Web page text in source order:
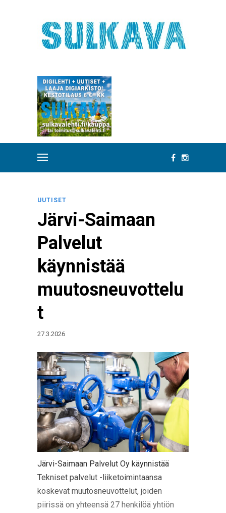
UUTISET
Järvi-Saimaan
Palvelut
käynnistää
muutosneuvottelu
t
27.3.2026
Järvi-Saimaan Palvelut Oy käynnistää
Tekniset palvelut -liiketoimintaansa
koskevat muutosneuvottelut, joiden
piirissä on yhteensä 27 henkilöä yhtiön